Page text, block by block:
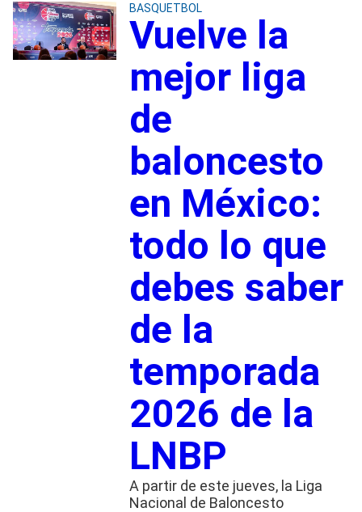
BASQUETBOL
Vuelve la
mejor liga
de
baloncesto
en México:
todo lo que
debes saber
de la
temporada
2026 de la
LNBP
A partir de este jueves, la Liga
Nacional de Baloncesto